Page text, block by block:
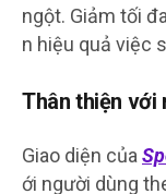
ngột. Giảm tối
n hiệu quả việc
Thân thiện với
Giao diện của
ới người dùng